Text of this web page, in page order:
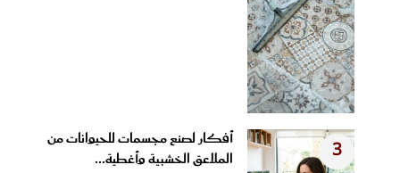
3
أفكار لصنع مجسمات للحيوانات من
الملاعق الخشبية وأغطية...